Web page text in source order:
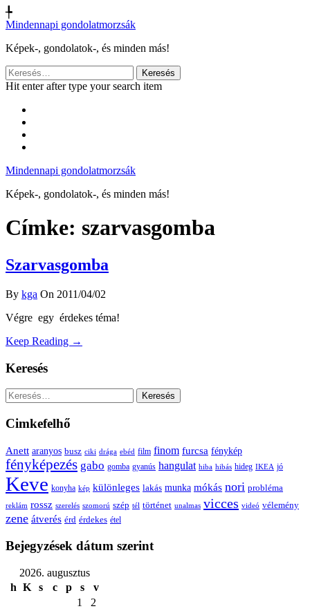
╄
Mindennapi gondolatmorzsák
Képek-, gondolatok-, és minden más!
Keresés:
Hit enter after type your search item
Mindennapi gondolatmorzsák
Képek-, gondolatok-, és minden más!
Címke: szarvasgomba
Szarvasgomba
By kga On 2011/04/02
Végre egy érdekes téma!
Keep Reading →
Keresés
Keresés:
Cimkefelhő
Anett aranyos busz ciki drága ebéd film finom furcsa fénykép
fényképezés gabo gomba gyanús hangulat hiba hibás hideg IKEA jó
Keve konyha kép különleges lakás munka mókás nori probléma
reklám rossz szerelés szomorú szép tél történet unalmas vicces videó vélemény
zene átverés érd érdekes étel
Bejegyzések dátum szerint
2026. augusztus
h K s c p s
v
1
2